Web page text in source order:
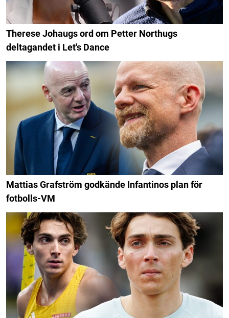
Therese Johaugs ord om Petter Northugs
deltagandet i Let's Dance
Mattias Grafström godkände Infantinos plan för
fotbolls-VM